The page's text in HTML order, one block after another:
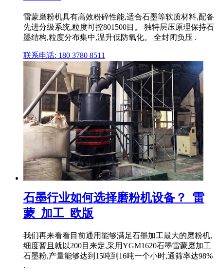
雷蒙磨粉机具有高效粉碎性能,适合石墨等软质材料,配备
先进分级系统,粒度可控801500目。 独特层压原理保持石
墨结构,粒度分布集中,温升低防氧化。 全封闭负压 .
联系电话: 180 3780 8511
石墨行业如何选择磨粉机设备？_雷
蒙_加工_欧版
我们再来看看目前通用能够满足石墨加工最大的磨粉机,
细度暂且就以200目来定,采用YGM1620石墨雷蒙磨加工
石墨粉,产量能够达到15吨到16吨一个小时,通筛率达98%
.